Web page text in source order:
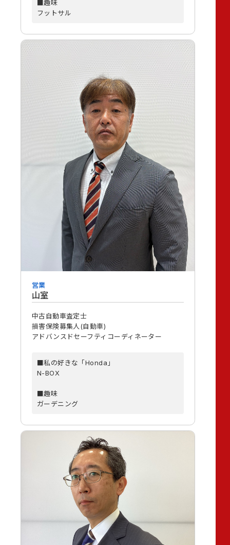
■趣味
フットサル
営業
山室
中古自動車査定士
損害保険募集人(自動車)
アドバンスドセーフティコーディネーター
■私の好きな「Honda」
N-BOX
■趣味
ガーデニング